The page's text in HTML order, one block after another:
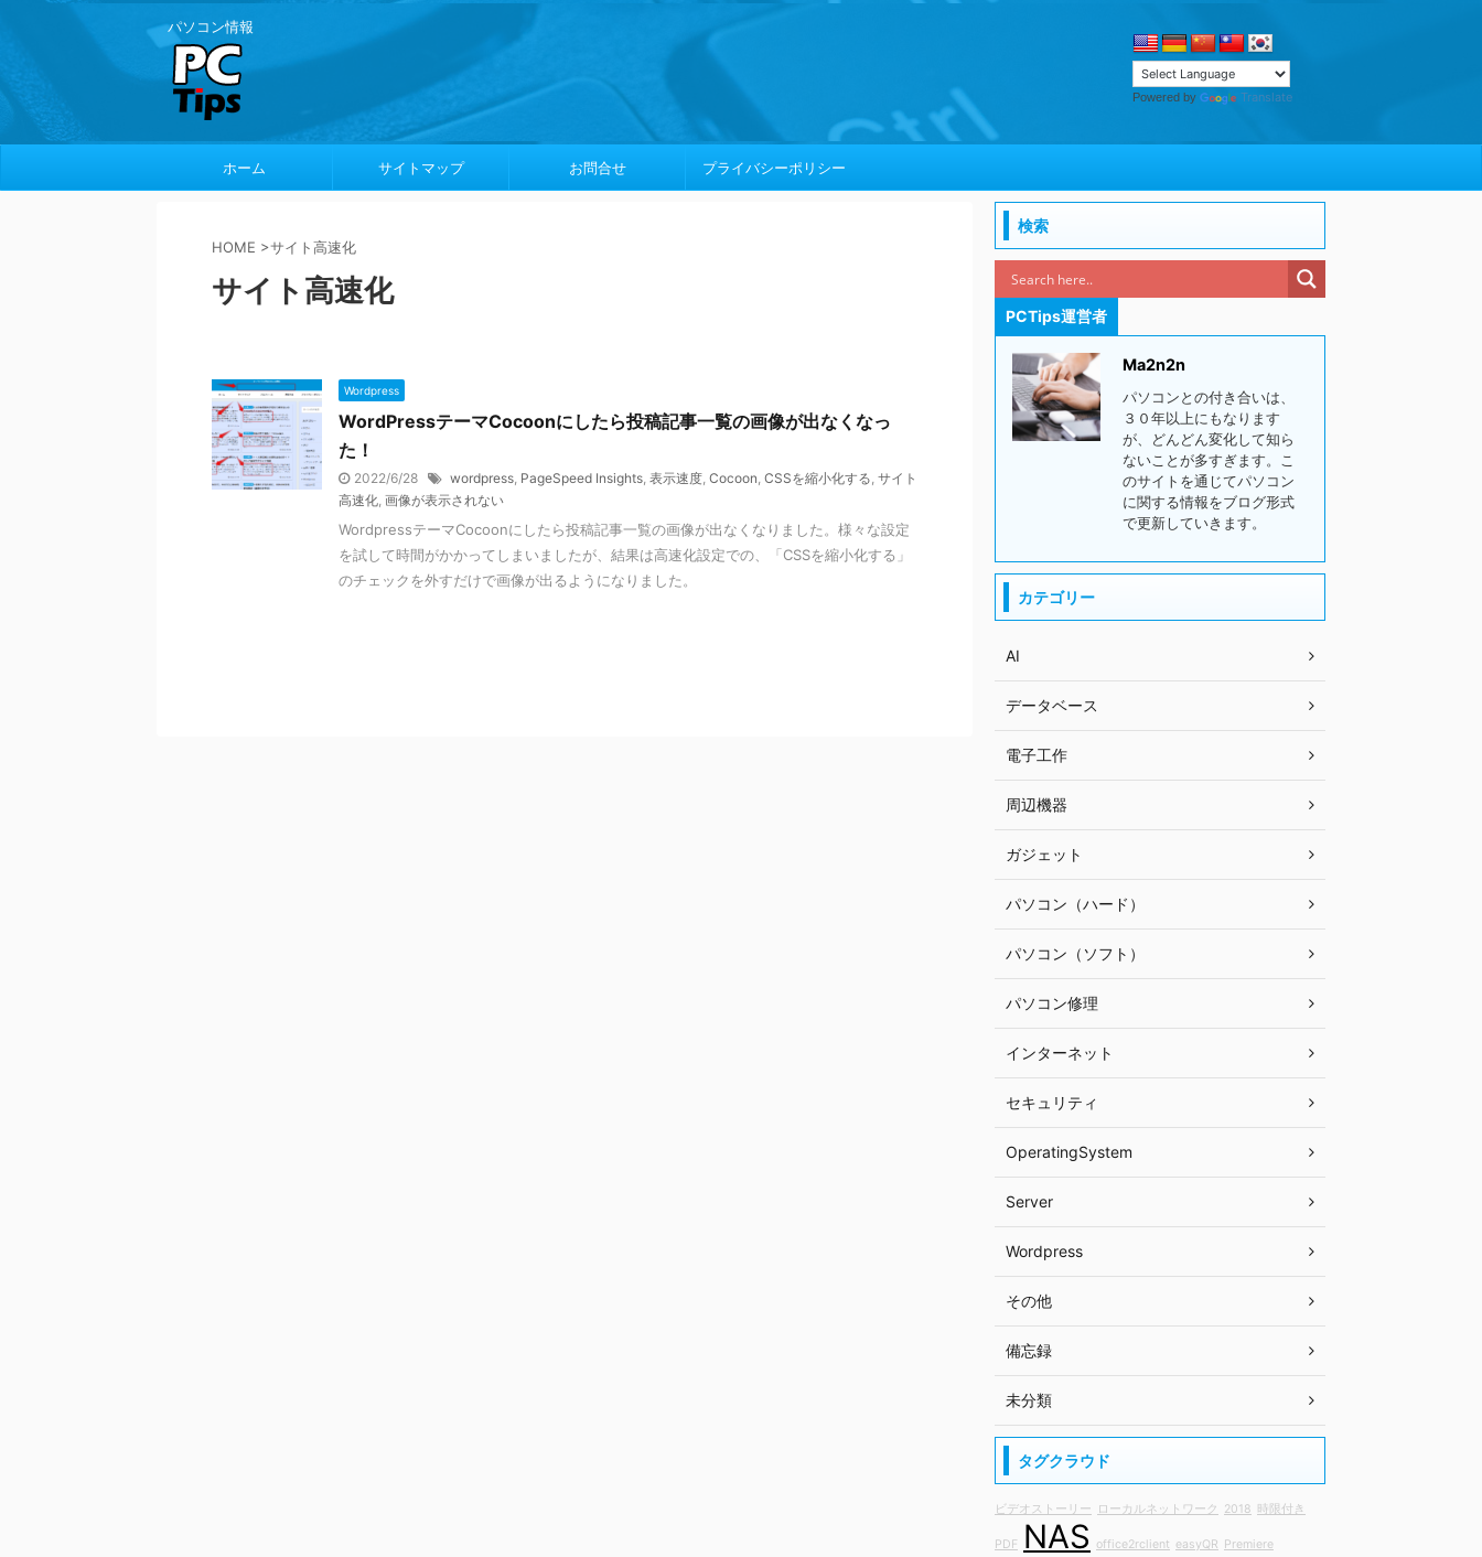
パソコン情報
Powered by Translate
ホーム サイトマップ お問合せ プライバシーポリシー
HOME >サイト高速化
サイト高速化
Wordpress
WordPressテーマCocoonにしたら投稿記事一覧の画像が出なくなっ
た！
2022/6/28 wordpress, PageSpeed Insights, 表示速度, Cocoon, CSSを縮小化する, サイト
高速化, 画像が表示されない
WordpressテーマCocoonにしたら投稿記事一覧の画像が出なくなりました。様々な設定
を試して時間がかかってしまいましたが、結果は高速化設定での、「CSSを縮小化する」
のチェックを外すだけで画像が出るようになりました。
検索
PCTips運営者
Ma2n2n
パソコンとの付き合いは、
３０年以上にもなります
が、どんどん変化して知ら
ないことが多すぎます。こ
のサイトを通じてパソコン
に関する情報をブログ形式
で更新していきます。
カテゴリー
AI
データベース
電子工作
周辺機器
ガジェット
パソコン（ハード）
パソコン（ソフト）
パソコン修理
インターネット
セキュリティ
OperatingSystem
Server
Wordpress
その他
備忘録
未分類
タグクラウド
ビデオストーリー ローカルネットワーク 2018 時限付き
PDF NAS office2rclient easyQR Premiere